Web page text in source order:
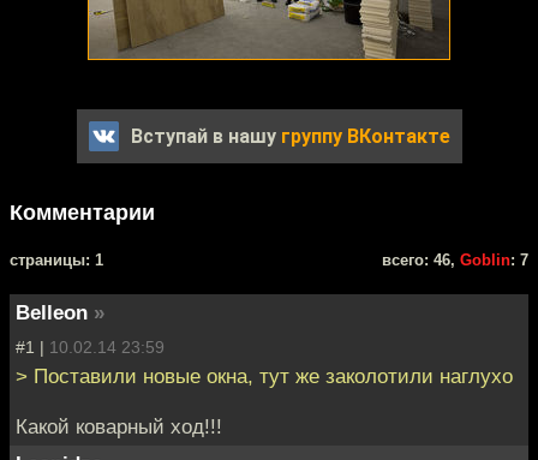
Вступай в нашу группу ВКонтакте
Комментарии
cтраницы: 1 всего: 46, Goblin: 7
Belleon »
#1 | 10.02.14 23:59
> Поставили новые окна, тут же заколотили наглухо
Какой коварный ход!!!